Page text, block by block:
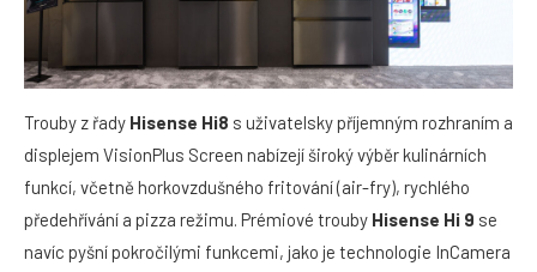
Trouby z řady Hisense Hi8 s uživatelsky příjemným rozhraním a
displejem VisionPlus Screen nabízejí široký výběr kulinárních
funkcí, včetně horkovzdušného fritování (air-fry), rychlého
předehřívání a pizza režimu. Prémiové trouby Hisense Hi 9 se
navíc pyšní pokročilými funkcemi, jako je technologie InCamera